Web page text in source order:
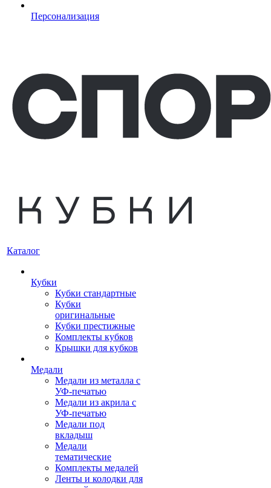
Персонализация
Каталог
Кубки
Кубки стандартные
Кубки
оригинальные
Кубки престижные
Комплекты кубков
Крышки для кубков
Медали
Медали из металла с
УФ-печатью
Медали из акрила с
УФ-печатью
Медали под
вкладыш
Медали
тематические
Комплекты медалей
Ленты и колодки для